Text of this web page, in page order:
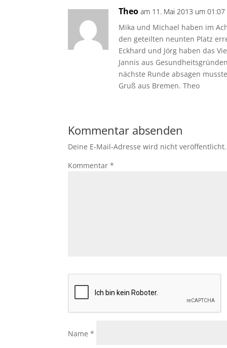
Theo am 11. Mai 2013 um 01:07
Mika und Michael haben im
den geteilten neunten Platz
Eckhard und Jörg haben das
Jannis aus
nächste Runde absagen
Gruß aus Bremen. Theo
Kommentar absenden
Deine E-Mail-Adresse wird nicht veröffentlicht.
Kommentar*
Name*